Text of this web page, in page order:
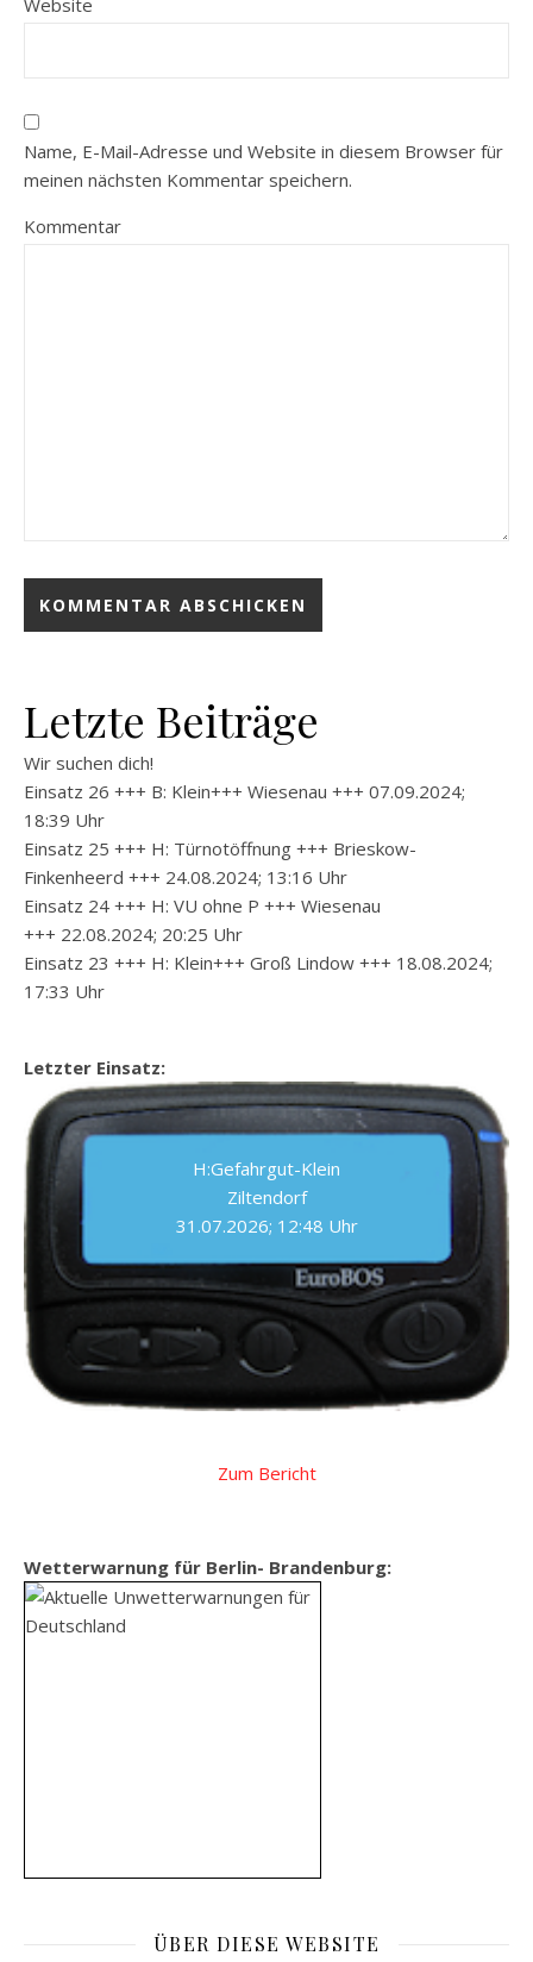
Website
Name, E-Mail-Adresse und Website in diesem Browser für
meinen nächsten Kommentar speichern.
Kommentar
Letzte Beiträge
Wir suchen dich!
Einsatz 26 +++ B: Klein+++ Wiesenau +++ 07.09.2024;
18:39 Uhr
Einsatz 25 +++ H: Türnotöffnung +++ Brieskow-
Finkenheerd +++ 24.08.2024; 13:16 Uhr
Einsatz 24 +++ H: VU ohne P +++ Wiesenau
+++ 22.08.2024; 20:25 Uhr
Einsatz 23 +++ H: Klein+++ Groß Lindow +++ 18.08.2024;
17:33 Uhr
Letzter Einsatz:
H:Gefahrgut-Klein
Ziltendorf
31.07.2026; 12:48 Uhr
Zum Bericht
Wetterwarnung für Berlin- Brandenburg:
ÜBER DIESE WEBSITE